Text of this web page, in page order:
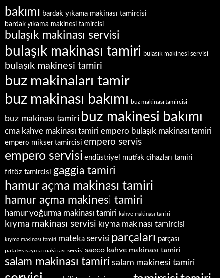
bakımı bardak yıkama makinası tamircisi
bardak yıkama makinesi tamircisi
bulaşık makinası servisi
bulaşık makinası tamiri bulaşık makinesi servisi
bulaşık makinesi tamiri
buz makinaları tamir
buz makinası bakımı buz makinası tamircisi
buz makinası tamiri buz makinesi bakımı
cma kahve makinası tamiri empero bulaşık makinası tamiri
empero mikser tamircisi empero servis
empero servisi endüstriyel mutfak cihazları tamiri
fritöz tamircisi gaggia tamiri
hamur açma makinası tamiri
hamur açma makinesi tamiri
hamur yoğurma makinası tamiri kahve makinası tamiri
kıyma makinası servisi kıyma makinası tamircisi
kıyma makinası tamiri mateka servisi parçaları parçası
patates soyma makinası servisi saeco kahve makinası tamiri
salam makinası tamiri salam makinesi tamiri